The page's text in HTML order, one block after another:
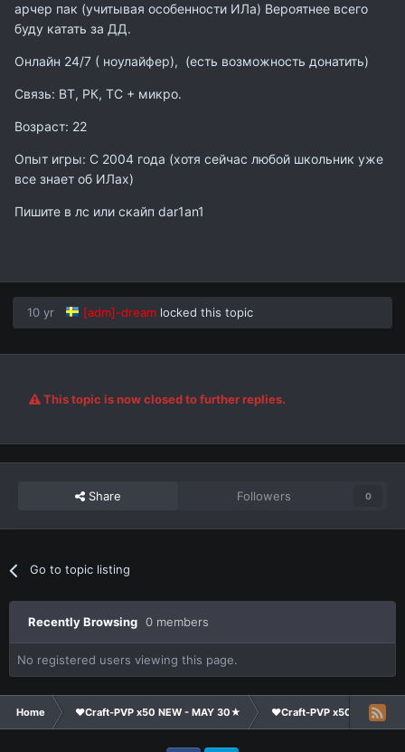
арчер пак (учитывая особенности ИЛа) Вероятнее всего
буду катать за ДД.
Онлайн 24/7 ( ноулайфер), (есть возможность донатить)
Связь: ВТ, РК, ТС + микро.
Возраст: 22
Опыт игры: С 2004 года (хотя сейчас любой школьник уже
все знает об ИЛах)
Пишите в лс или скайп dar1an1
10 yr [adm]-dream locked this topic
This topic is now closed to further replies.
Share Followers 0
Go to topic listing
Recently Browsing 0 members
No registered users viewing this page.
Home ❤Craft-PVP x50 NEW - MAY 30★ ❤Craft-PVP x50★